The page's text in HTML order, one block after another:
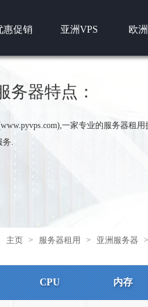
惠促销 亚洲VPS 欧
务器特点：
一家专业的服务器租
务.
主页 > 服务器租用 > 亚洲服务器 >
CPU 内存